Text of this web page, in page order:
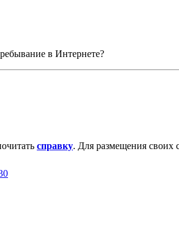
в Интернете?
справку. Для размещения своих